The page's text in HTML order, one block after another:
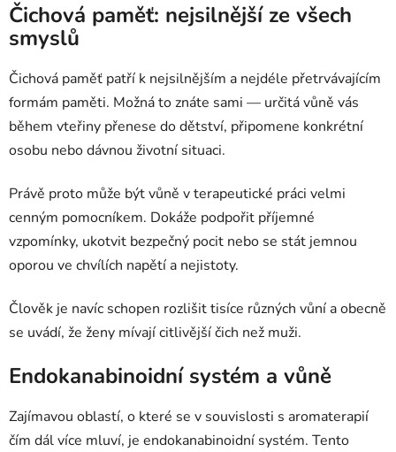
Čichová paměť: nejsilnější ze všech
smyslů
Čichová paměť patří k nejsilnějším a nejdéle přetrvávajícím
formám paměti. Možná to znáte sami — určitá vůně vás
během vteřiny přenese do dětství, připomene konkrétní
osobu nebo dávnou životní situaci.
Právě proto může být vůně v terapeutické práci velmi
cenným pomocníkem. Dokáže podpořit příjemné
vzpomínky, ukotvit bezpečný pocit nebo se stát jemnou
oporou ve chvílích napětí a nejistoty.
Člověk je navíc schopen rozlišit tisíce různých vůní a obecně
se uvádí, že ženy mívají citlivější čich než muži.
Endokanabinoidní systém a vůně
Zajímavou oblastí, o které se v souvislosti s aromaterapií
čím dál více mluví, je endokanabinoidní systém. Tento